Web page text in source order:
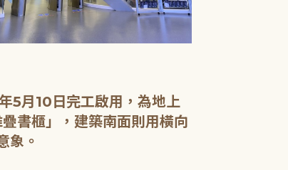
5月10日完工啟用，為地上
書櫃」，建築南面則用橫向
象。